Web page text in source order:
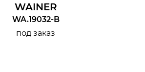
WAINER
WA.19032-B
под заказ